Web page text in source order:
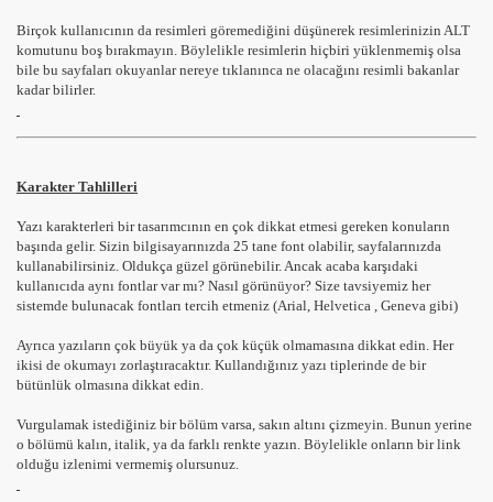
Birçok kullanıcının da resimleri göremediğini düşünerek resimlerinizin ALT
komutunu boş bırakmayın. Böylelikle resimlerin hiçbiri yüklenmemiş olsa
bile bu sayfaları okuyanlar nereye tıklanınca ne olacağını resimli bakanlar
kadar bilirler.
Karakter Tahlilleri
Yazı karakterleri bir tasarımcının en çok dikkat etmesi gereken konuların
başında gelir. Sizin bilgisayarınızda 25 tane font olabilir, sayfalarınızda
kullanabilirsiniz. Oldukça güzel görünebilir. Ancak acaba karşıdaki
kullanıcıda aynı fontlar var mı? Nasıl görünüyor? Size tavsiyemiz her
sistemde bulunacak fontları tercih etmeniz (Arial, Helvetica , Geneva gibi)
Ayrıca yazıların çok büyük ya da çok küçük olmamasına dikkat edin. Her
ikisi de okumayı zorlaştıracaktır. Kullandığınız yazı tiplerinde de bir
bütünlük olmasına dikkat edin.
Vurgulamak istediğiniz bir bölüm varsa, sakın altını çizmeyin. Bunun yerine
o bölümü kalın, italik, ya da farklı renkte yazın. Böylelikle onların bir link
olduğu izlenimi vermemiş olursunuz.